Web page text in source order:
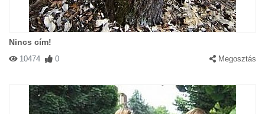
Nincs cím!
10474 0 Megosztás